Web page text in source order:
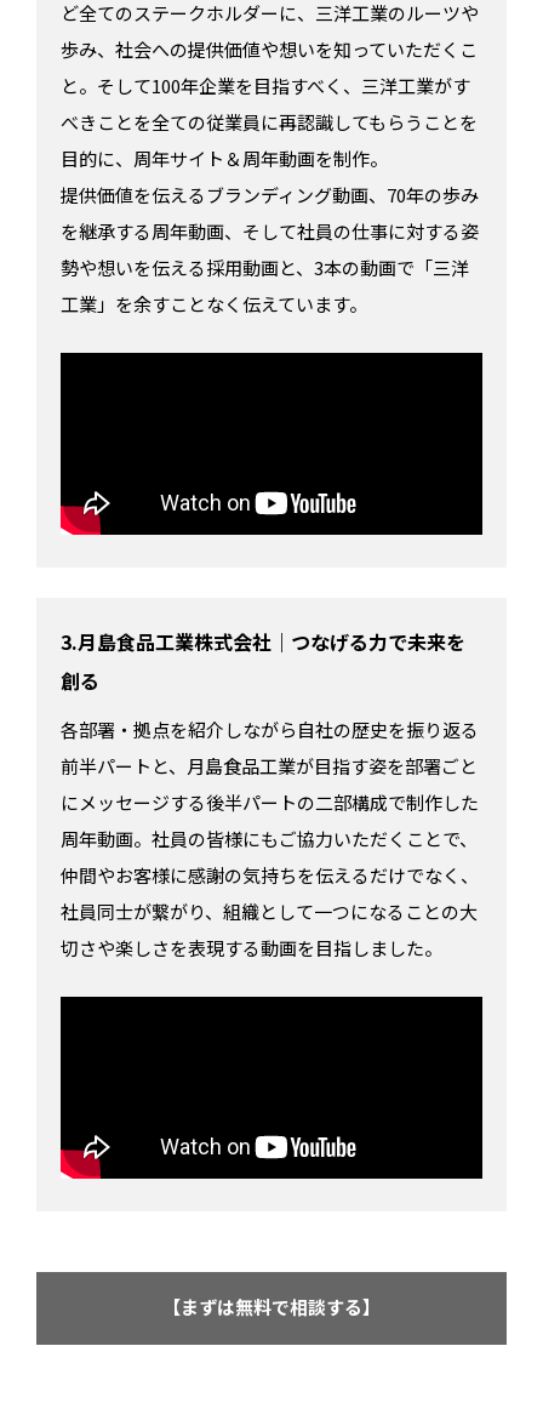
ど全てのステークホルダーに、三洋工業のルーツや
歩み、社会への提供価値や想いを知っていただくこ
と。そして100年企業を目指すべく、三洋工業がす
べきことを全ての従業員に再認識してもらうことを
目的に、周年サイト＆周年動画を制作。
提供価値を伝えるブランディング動画、70年の歩み
を継承する周年動画、そして社員の仕事に対する姿
勢や想いを伝える採用動画と、3本の動画で「三洋
工業」を余すことなく伝えています。
3.月島食品工業株式会社｜つなげる力で未来を
創る
各部署・拠点を紹介しながら自社の歴史を振り返る
前半パートと、月島食品工業が目指す姿を部署ごと
にメッセージする後半パートの二部構成で制作した
周年動画。社員の皆様にもご協力いただくことで、
仲間やお客様に感謝の気持ちを伝えるだけでなく、
社員同士が繋がり、組織として一つになることの大
切さや楽しさを表現する動画を目指しました。
【まずは無料で相談する】